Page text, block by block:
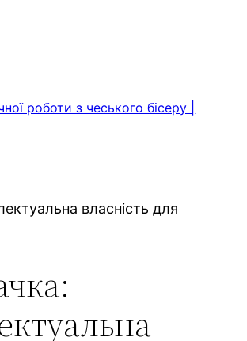
роботи з чеського бісеру |
власність для